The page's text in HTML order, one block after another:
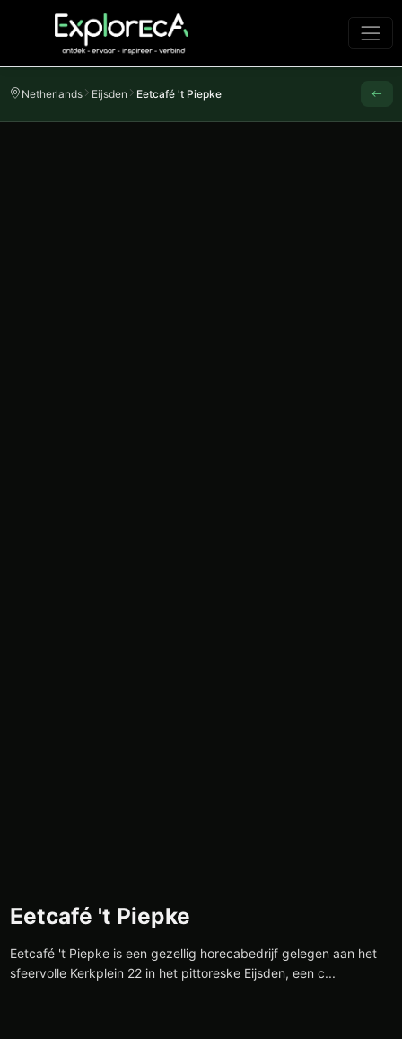
Netherlands Eijsden Eetcafé 't Piepke
Eetcafé 't Piepke
Eetcafé 't Piepke is een gezellig horecabedrijf gelegen aan het
sfeervolle Kerkplein 22 in het pittoreske Eijsden, een c...